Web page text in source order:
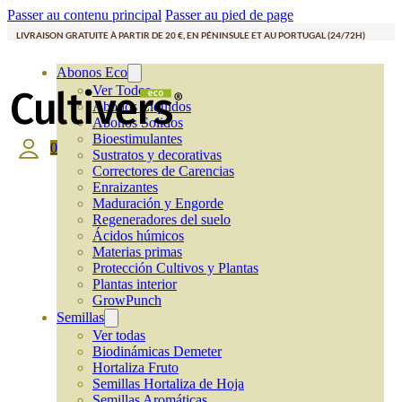
Passer au contenu principal Passer au pied de page
LIVRAISON GRATUITE À PARTIR DE 20 €, EN PÉNINSULE ET AU PORTUGAL (24/72H)
Abonos Eco
Ver Todos
Abonos Líquidos
Abonos Solidos
Bioestimulantes
Sustratos y decorativas
Correctores de Carencias
Enraizantes
Maduración y Engorde
Regeneradores del suelo
Ácidos húmicos
Materias primas
Protección Cultivos y Plantas
Plantas interior
GrowPunch
Semillas
Ver todas
Biodinámicas Demeter
Hortaliza Fruto
Semillas Hortaliza de Hoja
0